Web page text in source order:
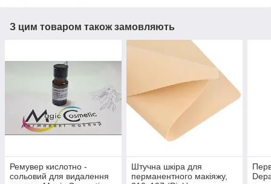
З цим товаром також замовляють
Ремувер кислотно -
сольовий для видалення
Штучна шкіра для
перманентного макіяжу,